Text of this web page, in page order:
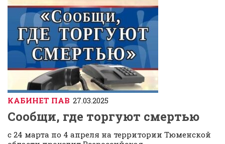
КАБИНЕТ ПАВ 27.03.2025
Сообщи, где торгуют смертью
с 24 марта по 4 апреля на территории Тюменской